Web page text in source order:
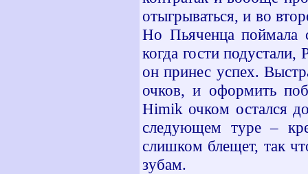
отыгрываться, и во
Но Пьяченца поймала
когда гости
он принес успех.
очков, и оформить
Himik очком остался
следующем туре –
слишком блещет, так
зубам.